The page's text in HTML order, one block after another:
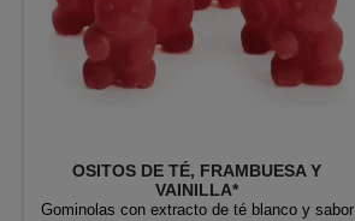
OSITOS DE TÉ, FRAMBUESA Y
VAINILLA*
Gominolas con extracto de té blanco y sabor